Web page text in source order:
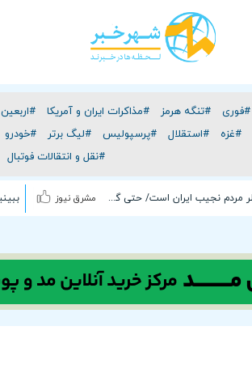
#فوری #تنگه هرمز #مذاکرات ایران و آمریکا #اربعین
#غزه #استقلال #پرسپولیس #لیگ برتر #خودرو
#نقل و انتقالات فوتبال
مشرق نیوز اگر تا امروز مانده‌ایم، به‌خاطر مردم نجیب ایران است/ حتی گلایه‌مندان هم همراهی کردند